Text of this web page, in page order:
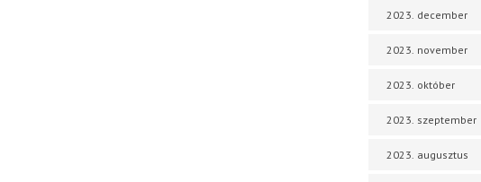
2023. december
2023. november
2023. október
2023. szeptember
2023. augusztus